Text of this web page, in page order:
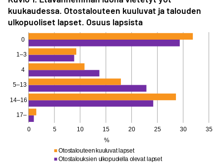
kuukaudessa. Otostalouteen kuuluvat ja talouden
ulkopuoliset lapset. Osuus lapsista